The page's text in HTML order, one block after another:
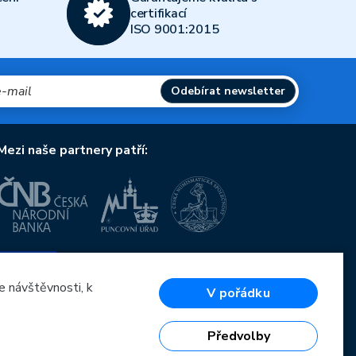
certifikací
ISO 9001:2015
Odebírat newsletter
naše partnery patří:
OP Podnikání a inovace pro konkurenceschopnost
Evropský fond pro regionální rozvoj
Investice do vaší budoucnosti
návštěvnosti, k
V pořádku
Předvolby